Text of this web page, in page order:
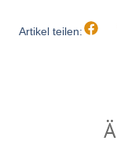
Artikel teilen: